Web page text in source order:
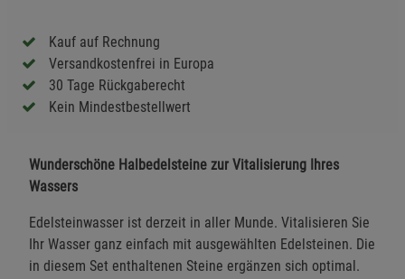
Kauf auf Rechnung
Versandkostenfrei in Europa
30 Tage Rückgaberecht
Kein Mindestbestellwert
Wunderschöne Halbedelsteine zur Vitalisierung Ihres
Wassers
Edelsteinwasser ist derzeit in aller Munde. Vitalisieren Sie
Ihr Wasser ganz einfach mit ausgewählten Edelsteinen. Die
in diesem Set enthaltenen Steine ergänzen sich optimal.